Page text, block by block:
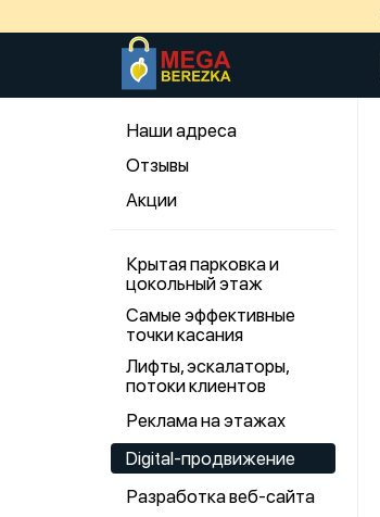
Наши адреса
Отзывы
Акции
Крытая парковка и
цокольный этаж
Самые эффективные
точки касания
Лифты, эскалаторы,
потоки клиентов
Реклама на этажах
Digital-продвижение
Разработка веб-сайта